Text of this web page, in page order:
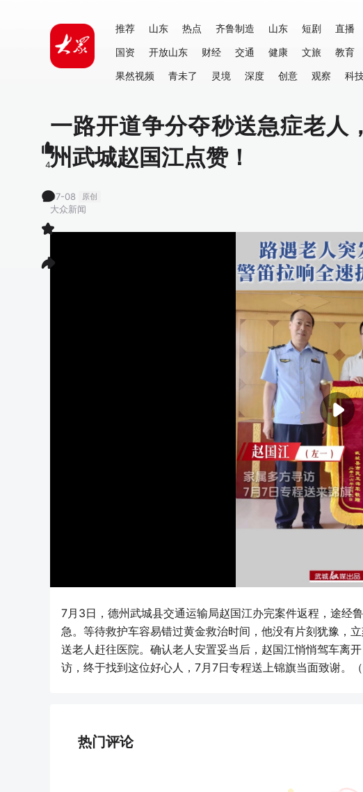
推荐 山东 热点 齐鲁制造 山东 短剧 直播
国资
开放山东 财经 交通 健康 文旅 教育
果然视频
青未了 灵境 深度 创意 观察 科
一路开道争分夺秒送急症老人
州武城赵国江点赞！
07-08 原创
大众新闻
7月3日，德州武城县交通运输局赵国江办完案件返程，途经
急。等待救护车容易错过黄金救治时间，他没有片刻犹豫，
送老人赶往医院。确认老人安置妥当后，赵国江悄悄驾车离
访，终于找到这位好心人，7月7日专程送上锦旗当面致谢。
热门评论
4